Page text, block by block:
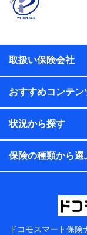
係、保険加入
のお支払方法
ル内容や送信
保険契約情報
当社または株
プが取得し、
して、保険契
日、性別、保
的、保険商品
のメーカーや
などの情報、
提供当事者か
電子的・電磁
【共同して利用
取扱い保険会社
おすすめコンテン
状況から探す
保険の種類から選
ドコモスマート保険